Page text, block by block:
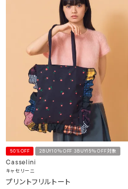
50%OFF 2BUY10％OFF 3BUY15％OFF対象
Casselini
キャセリーニ
プリントフリルトート